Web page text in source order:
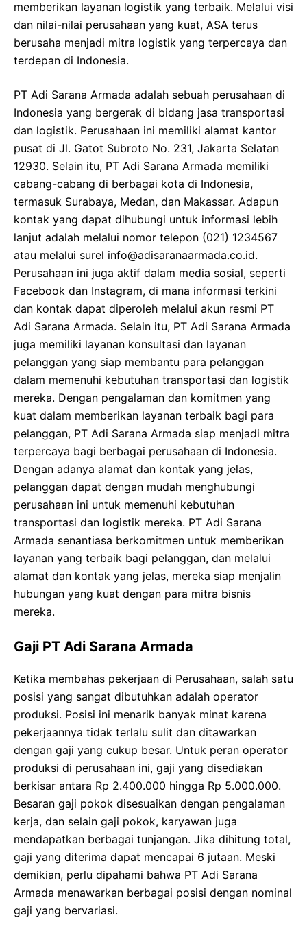
memberikan layanan logistik yang terbaik. Melalui visi
dan nilai-nilai perusahaan yang kuat, ASA terus
berusaha menjadi mitra logistik yang terpercaya dan
terdepan di Indonesia.
PT Adi Sarana Armada adalah sebuah perusahaan di
Indonesia yang bergerak di bidang jasa transportasi
dan logistik. Perusahaan ini memiliki alamat kantor
pusat di Jl. Gatot Subroto No. 231, Jakarta Selatan
12930. Selain itu, PT Adi Sarana Armada memiliki
cabang-cabang di berbagai kota di Indonesia,
termasuk Surabaya, Medan, dan Makassar. Adapun
kontak yang dapat dihubungi untuk informasi lebih
lanjut adalah melalui nomor telepon (021) 1234567
atau melalui surel info@adisaranaarmada.co.id.
Perusahaan ini juga aktif dalam media sosial, seperti
Facebook dan Instagram, di mana informasi terkini
dan kontak dapat diperoleh melalui akun resmi PT
Adi Sarana Armada. Selain itu, PT Adi Sarana Armada
juga memiliki layanan konsultasi dan layanan
pelanggan yang siap membantu para pelanggan
dalam memenuhi kebutuhan transportasi dan logistik
mereka. Dengan pengalaman dan komitmen yang
kuat dalam memberikan layanan terbaik bagi para
pelanggan, PT Adi Sarana Armada siap menjadi mitra
terpercaya bagi berbagai perusahaan di Indonesia.
Dengan adanya alamat dan kontak yang jelas,
pelanggan dapat dengan mudah menghubungi
perusahaan ini untuk memenuhi kebutuhan
transportasi dan logistik mereka. PT Adi Sarana
Armada senantiasa berkomitmen untuk memberikan
layanan yang terbaik bagi pelanggan, dan melalui
alamat dan kontak yang jelas, mereka siap menjalin
hubungan yang kuat dengan para mitra bisnis
mereka.
Gaji PT Adi Sarana Armada
Ketika membahas pekerjaan di Perusahaan, salah satu
posisi yang sangat dibutuhkan adalah operator
produksi. Posisi ini menarik banyak minat karena
pekerjaannya tidak terlalu sulit dan ditawarkan
dengan gaji yang cukup besar. Untuk peran operator
produksi di perusahaan ini, gaji yang disediakan
berkisar antara Rp 2.400.000 hingga Rp 5.000.000.
Besaran gaji pokok disesuaikan dengan pengalaman
kerja, dan selain gaji pokok, karyawan juga
mendapatkan berbagai tunjangan. Jika dihitung total,
gaji yang diterima dapat mencapai 6 jutaan. Meski
demikian, perlu dipahami bahwa PT Adi Sarana
Armada menawarkan berbagai posisi dengan nominal
gaji yang bervariasi.